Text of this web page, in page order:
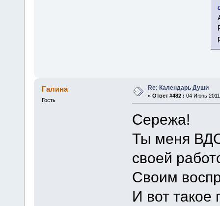
Галина
Гость
Re: Календарь Души
« Ответ #482 : 04 Июнь
Сережа!
Ты меня
своей
Своим
И вот такое